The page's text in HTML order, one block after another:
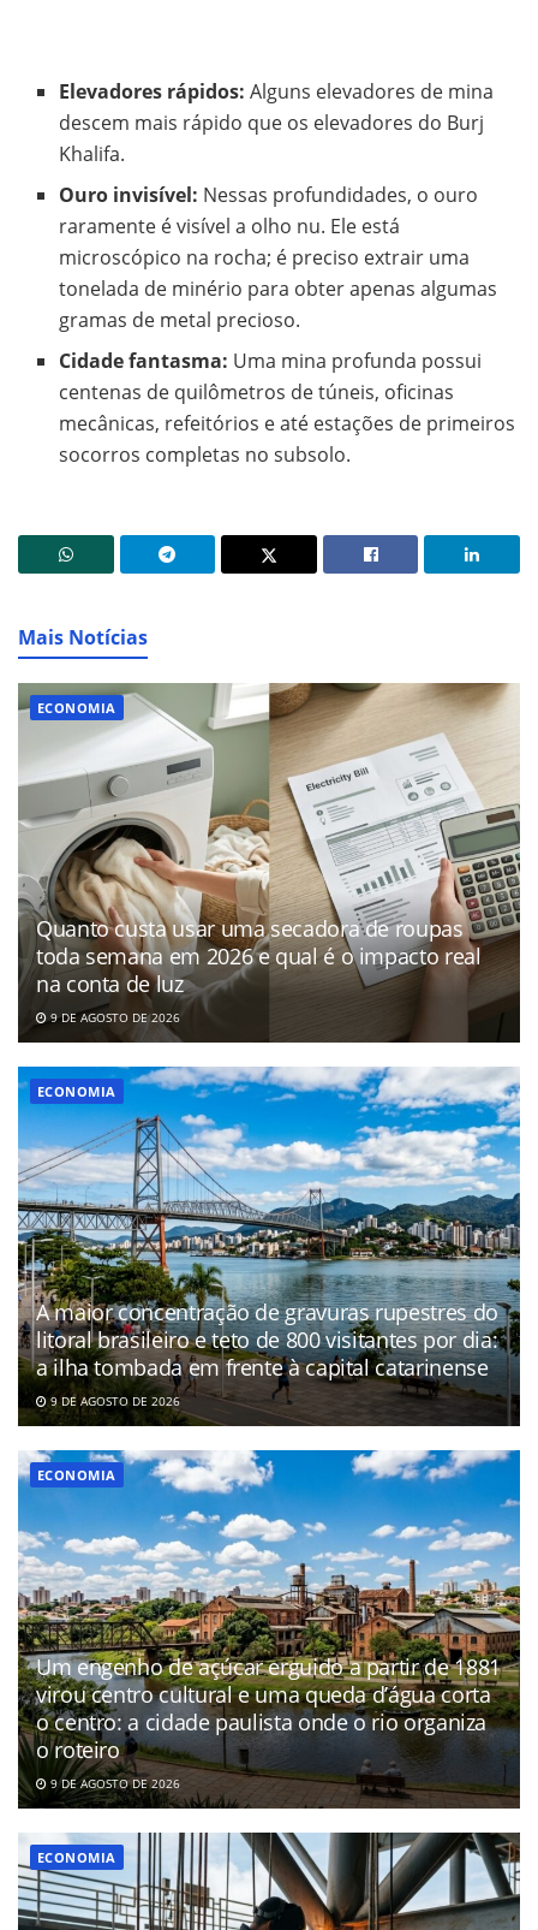
Elevadores rápidos: Alguns elevadores de mina
descem mais rápido que os elevadores do Burj
Khalifa.
Ouro invisível: Nessas profundidades, o ouro
raramente é visível a olho nu. Ele está
microscópico na rocha; é preciso extrair uma
tonelada de minério para obter apenas algumas
gramas de metal precioso.
Cidade fantasma: Uma mina profunda possui
centenas de quilômetros de túneis, oficinas
mecânicas, refeitórios e até estações de primeiros
socorros completas no subsolo.
Mais Notícias
ECONOMIA
Quanto custa usar uma secadora de roupas
toda semana em 2026 e qual é o impacto real
na conta de luz
9 DE AGOSTO DE 2026
ECONOMIA
A maior concentração de gravuras rupestres do
litoral brasileiro e teto de 800 visitantes por dia:
a ilha tombada em frente à capital catarinense
9 DE AGOSTO DE 2026
ECONOMIA
Um engenho de açúcar erguido a partir de 1881
virou centro cultural e uma queda d’água corta
o centro: a cidade paulista onde o rio organiza
o roteiro
9 DE AGOSTO DE 2026
ECONOMIA